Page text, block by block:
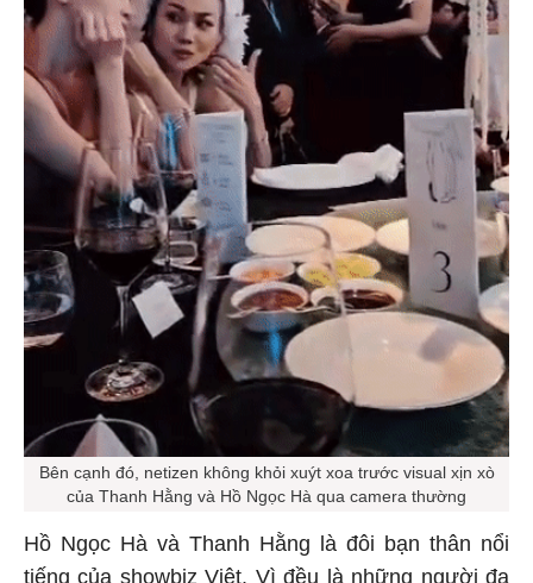
Bên cạnh đó, netizen không khỏi xuýt xoa trước visual xịn xò
của Thanh Hằng và Hồ Ngọc Hà qua camera thường
Hồ Ngọc Hà và Thanh Hằng là đôi bạn thân nổi